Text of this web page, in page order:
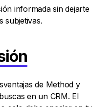
informada sin dejarte
subjetivas.
de Method y
en un CRM. El